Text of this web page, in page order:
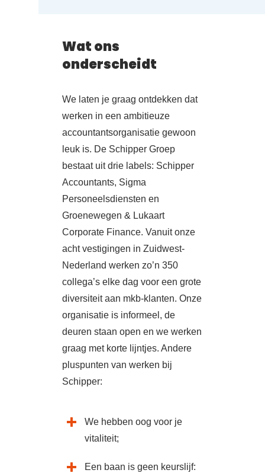
Wat ons
onderscheidt
We laten je graag ontdekken dat
werken in een ambitieuze
accountantsorganisatie gewoon
leuk is. De Schipper Groep
bestaat uit drie labels: Schipper
Accountants, Sigma
Personeelsdiensten en
Groenewegen & Lukaart
Corporate Finance. Vanuit onze
acht vestigingen in Zuidwest-
Nederland werken zo’n 350
collega’s elke dag voor een grote
diversiteit aan mkb-klanten. Onze
organisatie is informeel, de
deuren staan open en we werken
graag met korte lijntjes. Andere
pluspunten van werken bij
Schipper:
We hebben oog voor je
vitaliteit;
Een baan is geen keurslijf: